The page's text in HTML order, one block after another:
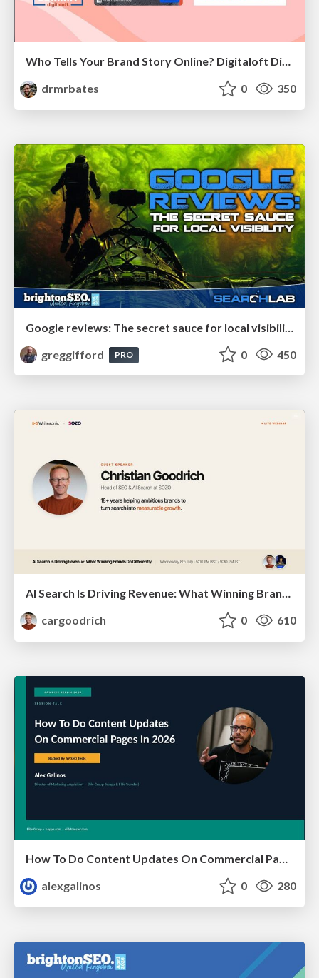
Who Tells Your Brand Story Online? Digitaloft Digital PR Summit 2026
drmrbates
0 350
greggifford
PRO 0 450
AI Search Is Driving Revenue: What Winning Brands Do Differently | Christian Goodrich (SOZO), Samanyou Garg (Writesonic)
cargoodrich
0 610
How To Do Content Updates On Commercial Pages In 2026 [Backed By 59 SEO Tests]
alexgalinos
0 280